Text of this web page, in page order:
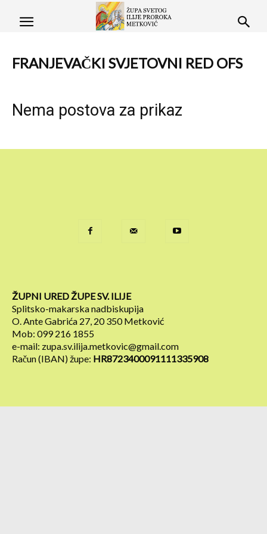
FRANJEVAČKI SVJETOVNI RED OFS
Nema postova za prikaz
ŽUPNI URED ŽUPE SV. ILIJE
Splitsko-makarska nadbiskupija
O. Ante Gabrića 27, 20 350 Metković
Mob: 099 216 1855
e-mail: zupa.sv.ilija.metkovic@gmail.com
Račun (IBAN) župe: HR8723400091111335908